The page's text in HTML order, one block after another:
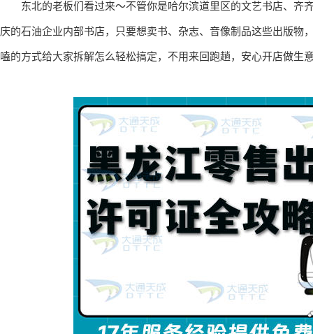
东北的老板们看过来～不管你是哈尔滨道里区的文艺书店、齐
庆的石油企业内部书店，只要想卖书、杂志、音像制品这些出版物
嗑的方式给大家拆解怎么轻松搞定，不用来回跑趟，安心开店做生